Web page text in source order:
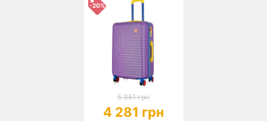
-20%
5 351 грн
4 281 грн